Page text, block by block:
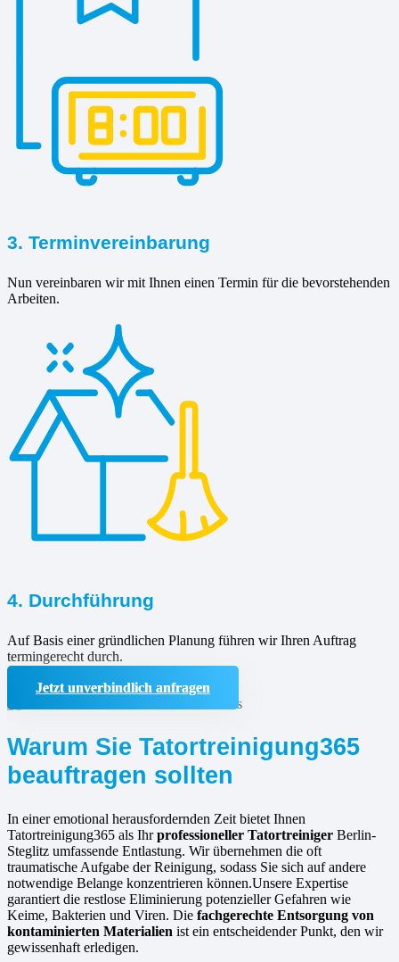
3. Terminvereinbarung
Nun vereinbaren wir mit Ihnen einen Termin für die bevorstehenden
Arbeiten.
4. Durchführung
Auf Basis einer gründlichen Planung führen wir Ihren Auftrag
termingerecht durch.
Jetzt unverbindlich anfragen
Warum Sie Tatortreinigung365
beauftragen sollten
In einer emotional herausfordernden Zeit bietet Ihnen
Tatortreinigung365 als Ihrprofessioneller Tatortreiniger Berlin-
Steglitz umfassende Entlastung. Wir übernehmen die oft
traumatische Aufgabe der Reinigung, sodass Sie sich auf andere
notwendige Belange konzentrieren können.Unsere Expertise
garantiert die restlose Eliminierung potenzieller Gefahren wie
Keime, Bakterien und Viren. Die fachgerechte Entsorgung von
kontaminierten Materialien ist ein entscheidender Punkt, den wir
gewissenhaft erledigen.